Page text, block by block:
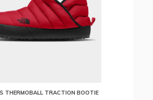
THERMOBALL TRACTION BOOTIE